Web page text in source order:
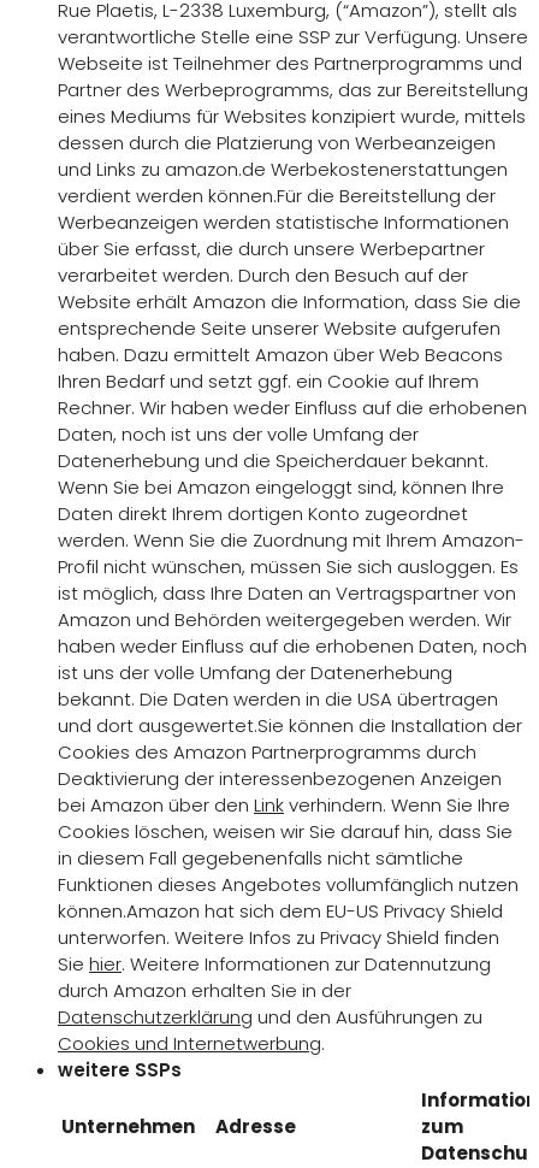
Rue Plaetis, L-2338 Luxemburg, (“Amazon”), stellt als
verantwortliche Stelle eine SSP zur Verfügung. Unsere
Webseite ist Teilnehmer des Partnerprogramms und
Partner des Werbeprogramms, das zur Bereitstellung
eines Mediums für Websites konzipiert wurde, mittels
dessen durch die Platzierung von Werbeanzeigen
und Links zu amazon.de Werbekostenerstattungen
verdient werden können.Für die Bereitstellung der
Werbeanzeigen werden statistische Informationen
über Sie erfasst, die durch unsere Werbepartner
verarbeitet werden. Durch den Besuch auf der
Website erhält Amazon die Information, dass Sie die
entsprechende Seite unserer Website aufgerufen
haben. Dazu ermittelt Amazon über Web Beacons
Ihren Bedarf und setzt ggf. ein Cookie auf Ihrem
Rechner. Wir haben weder Einfluss auf die erhobenen
Daten, noch ist uns der volle Umfang der
Datenerhebung und die Speicherdauer bekannt.
Wenn Sie bei Amazon eingeloggt sind, können Ihre
Daten direkt Ihrem dortigen Konto zugeordnet
werden. Wenn Sie die Zuordnung mit Ihrem Amazon-
Profil nicht wünschen, müssen Sie sich ausloggen. Es
ist möglich, dass Ihre Daten an Vertragspartner von
Amazon und Behörden weitergegeben werden. Wir
haben weder Einfluss auf die erhobenen Daten, noch
ist uns der volle Umfang der Datenerhebung
bekannt. Die Daten werden in die USA übertragen
und dort ausgewertet.Sie können die Installation der
Cookies des Amazon Partnerprogramms durch
Deaktivierung der interessenbezogenen Anzeigen
bei Amazon über den Linkverhindern. Wenn Sie Ihre
Cookies löschen, weisen wir Sie darauf hin, dass Sie
in diesem Fall gegebenenfalls nicht sämtliche
Funktionen dieses Angebotes vollumfänglich nutzen
können.Amazon hat sich dem EU-US Privacy Shield
unterworfen. Weitere Infos zu Privacy Shield finden
Sie hier. Weitere Informationen zur Datennutzung
durch Amazon erhalten Sie in der
Datenschutzerklärung und den Ausführungen zu
Cookies und Internetwerbung.
weitere SSPs
Unternehmen Adresse
zum